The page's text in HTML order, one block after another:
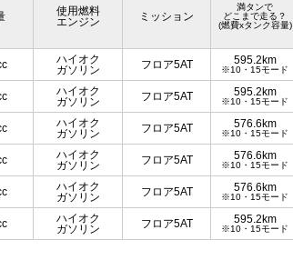
使用燃料
エンジン
ミッション
満タンで
どこまで走る？
(燃費xタンク容量)
ハイオク
ガソリン
フロア5AT 595.2km
※10・15モード
ハイオク
ガソリン
フロア5AT 595.2km
※10・15モード
ハイオク
ガソリン
フロア5AT 576.6km
※10・15モード
ハイオク
ガソリン
フロア5AT 576.6km
※10・15モード
ハイオク
ガソリン
フロア5AT 576.6km
※10・15モード
ハイオク
ガソリン
フロア5AT 595.2km
※10・15モード